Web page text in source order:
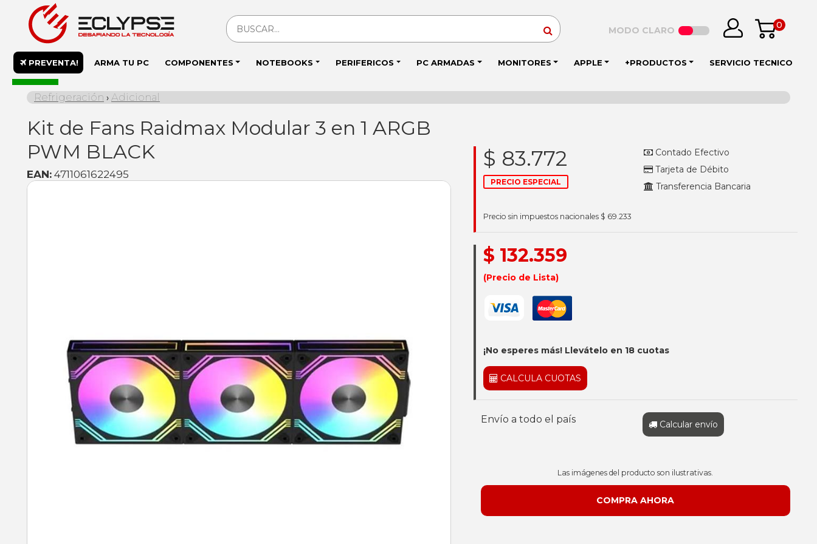
0
MODO CLARO
PREVENTA! ARMA TU PC COMPONENTES NOTEBOOKS PERIFERICOS PC ARMADAS MONITORES APPLE +PRODUCTOS SERVICIO TECNICO
Refrigeración › Adicional
Kit de Fans Raidmax Modular 3 en 1 ARGB
PWM BLACK
EAN: 4711061622495
$ 83.772
PRECIO ESPECIAL
Contado Efectivo
Tarjeta de Débito
Transferencia Bancaria
Precio sin impuestos nacionales $ 69.233
$ 132.359
(Precio de Lista)
¡No esperes más! Llevátelo en 18 cuotas
CALCULA CUOTAS
Envío a todo el país Calcular envío
En stock
Las imágenes del producto son ilustrativas.